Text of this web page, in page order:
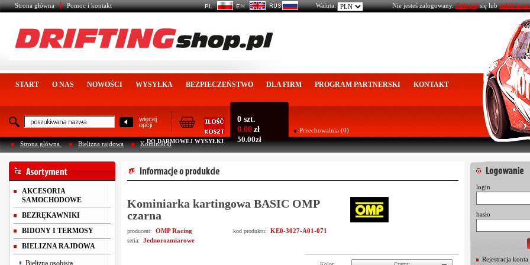
Strona główna Pomoc i kontakt Nie jesteś zalogowany.Zalogujsię lubzałóż
START O NAS NOWOŚCI WYSYŁKA BEZPIECZEŃSTWO DLA FIRM PROGRAM PARTNERSKI KONTAKT
więcej
opcji
0 szt.
0.00 zł
DO DARMOWEJ WYSYŁKI 50.00zł
Przechowalnia (0)
Strona główna
Bielizna rajdowa Kominiarki
Waluta:
AKCESORIA
SAMOCHODOWE
BEZRĘKAWNIKI
BIDONY I TERMOSY
BIELIZNA RAJDOWA
Bielizna osobista
Kominiarka kartingowa BASIC OMP
czarna
producent: OMP Racing kod produktu: KE0-3027-A01-071
seria: Jednorozmiarowe
login
hasło
Rejestracja konta